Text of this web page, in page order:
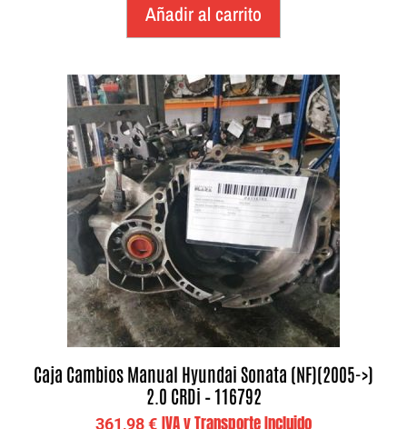
Añadir al carrito
Caja Cambios Manual Hyundai Sonata (NF)(2005->)
2.0 CRDi – 116792
361,98€ IVA y Transporte Incluido